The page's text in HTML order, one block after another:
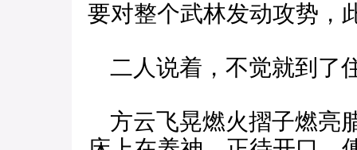
要对整个武林发动攻势，
二人说着，不觉就到了
方云飞晃燃火摺子燃亮